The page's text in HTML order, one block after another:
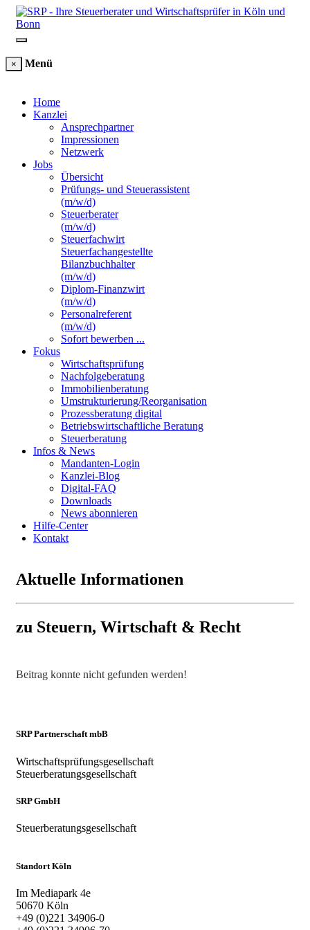
× Menü
Home
Kanzlei
Ansprechpartner
Impressionen
Netzwerk
Jobs
Übersicht
Prüfungs- und Steuerassistent
(m/w/d)
Steuerberater
(m/w/d)
Steuerfachwirt
Steuerfachangestellte
Bilanzbuchhalter
(m/w/d)
Diplom-Finanzwirt
(m/w/d)
Personalreferent
(m/w/d)
Sofort bewerben ...
Fokus
Wirtschaftsprüfung
Nachfolgeberatung
Immobilienberatung
Umstrukturierung/Reorganisation
Prozessberatung digital
Betriebswirtschaftliche Beratung
Steuerberatung
Infos & News
Mandanten-Login
Kanzlei-Blog
Digital-FAQ
Downloads
News abonnieren
Hilfe-Center
Kontakt
Aktuelle Informationen
zu Steuern, Wirtschaft & Recht
Beitrag konnte nicht gefunden werden!
SRP Partnerschaft mbB
Wirtschaftsprüfungsgesellschaft
Steuerberatungsgesellschaft
SRP GmbH
Steuerberatungsgesellschaft
Standort Köln
Im Mediapark 4e
50670 Köln
+49 (0)221 34906-0